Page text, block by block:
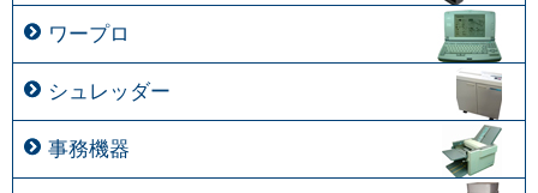
ワープロ
シュレッダー
事務機器